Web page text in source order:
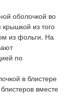
оболочкой во
из того
из фольги. На
по
в блистере
вместе